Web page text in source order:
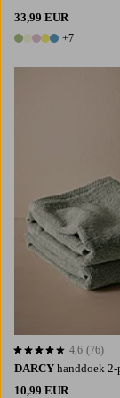
33,99 EUR
12 kleuren
+7
DARCY handdoek
10,99 EUR
4,6 op basis van 76
4,6 (76)